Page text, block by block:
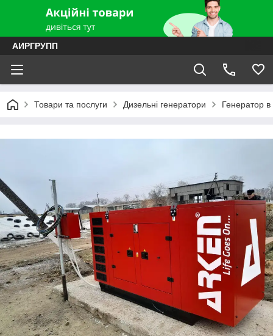
АИРГРУПП
Товари та послуги Дизельні генератори Генератор